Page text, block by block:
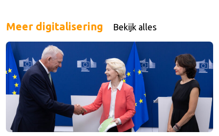
Meer digitalisering Bekijk alles